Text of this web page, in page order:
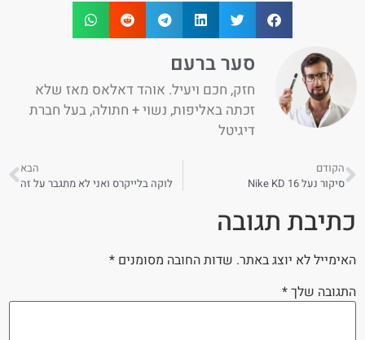
סער ברעם
חזק, חכם ויעיל. אוהד דאלאס מאז שלא
זכתה באליפות, נשוי + חתולה, בעל חברת
דיגיטל
הקודם
סיקור נעל Nike KD 16
הבא
לוקה בלייקרס ואני לא מתגבר על זה
כתיבת תגובה
האימייל לא יוצג באתר. שדות החובה מסומנים *
התגובה שלך*